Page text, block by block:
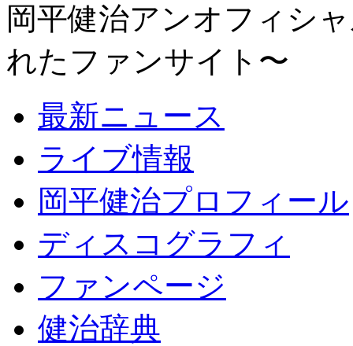
岡平健治アンオフィシ
れたファンサイト〜
最新ニュース
ライブ情報
岡平健治プロフィール
ディスコグラフィ
ファンページ
健治辞典